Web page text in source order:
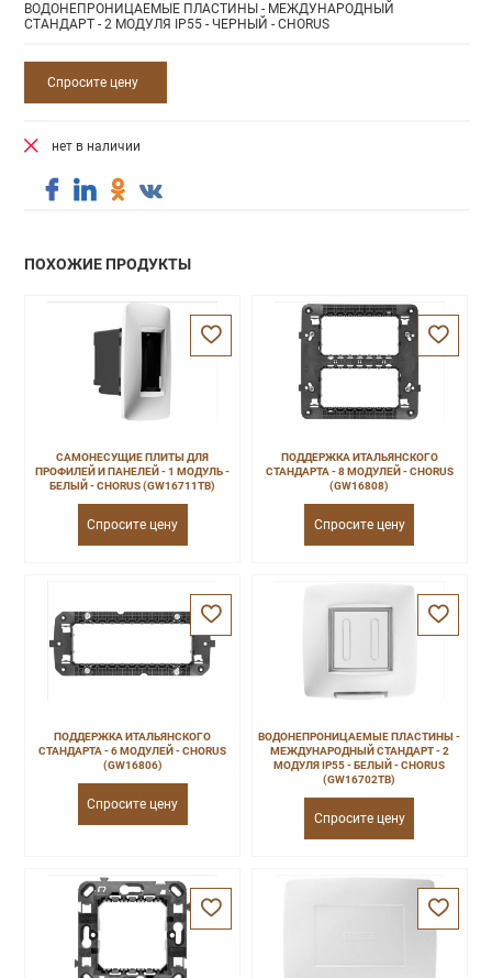
ВОДОНЕПРОНИЦАЕМЫЕ ПЛАСТИНЫ - МЕЖДУНАРОДНЫЙ
СТАНДАРТ - 2 МОДУЛЯ IP55 - ЧЕРНЫЙ - CHORUS
Спросите цену
нет в наличии
ПОХОЖИЕ ПРОДУКТЫ
САМОНЕСУЩИЕ ПЛИТЫ ДЛЯ
ПРОФИЛЕЙ И ПАНЕЛЕЙ - 1 МОДУЛЬ -
БЕЛЫЙ - CHORUS (GW16711TB)
Спросите цену
ПОДДЕРЖКА ИТАЛЬЯНСКОГО
СТАНДАРТА - 8 МОДУЛЕЙ - CHORUS
(GW16808)
Спросите цену
ПОДДЕРЖКА ИТАЛЬЯНСКОГО
СТАНДАРТА - 6 МОДУЛЕЙ - CHORUS
(GW16806)
Спросите цену
ВОДОНЕПРОНИЦАЕМЫЕ ПЛАСТИНЫ -
МЕЖДУНАРОДНЫЙ СТАНДАРТ - 2
МОДУЛЯ IP55 - БЕЛЫЙ - CHORUS
(GW16702TB)
Спросите цену